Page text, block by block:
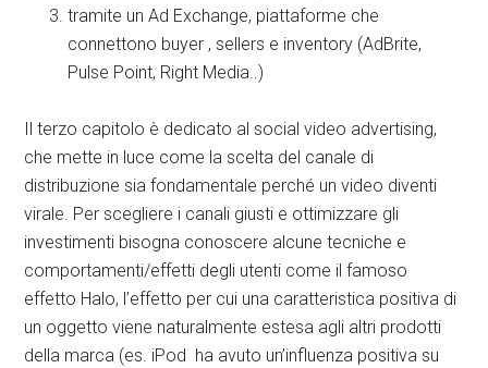
tramite un Ad Exchange, piattaforme che
connettono buyer , sellers e inventory (AdBrite,
Pulse Point, Right Media..)
Il terzo capitolo è dedicato al social video advertising,
che mette in luce come la scelta del canale di
distribuzione sia fondamentale perché un video diventi
virale. Per scegliere i canali giusti e ottimizzare gli
investimenti bisogna conoscere alcune tecniche e
comportamenti/effetti degli utenti come il famoso
effetto Halo, l’effetto per cui una caratteristica positiva di
un oggetto viene naturalmente estesa agli altri prodotti
della marca (es. iPod ha avuto un’influenza positiva su